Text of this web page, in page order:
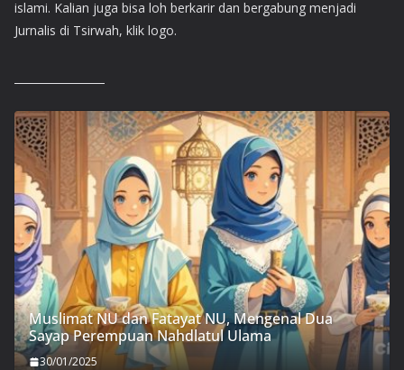
islami. Kalian juga bisa loh berkarir dan bergabung menjadi
Jurnalis di Tsirwah, klik logo.
Muslimat NU dan Fatayat NU, Mengenal Dua
Sayap Perempuan Nahdlatul Ulama
30/01/2025